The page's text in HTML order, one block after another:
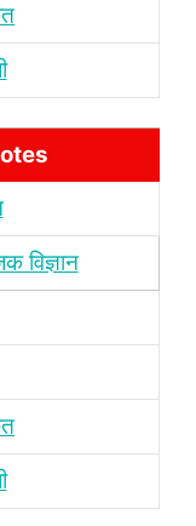
विज्ञान